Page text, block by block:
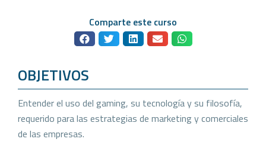
Comparte este curso
OBJETIVOS
Entender el uso del gaming, su tecnología y su filosofía,
requerido para las estrategias de marketing y comerciales
de las empresas.